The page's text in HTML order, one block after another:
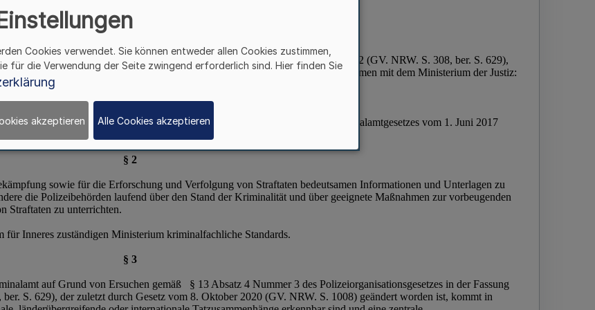
Cookies verwendet. Sie können entweder allen Cookies zustimmen,
für die Verwendung der Seite zwingend erforderlich sind. Hier finden Sie
akzeptieren Alle Cookies akzeptieren